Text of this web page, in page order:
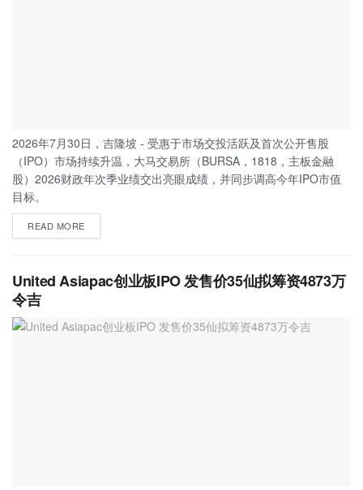
2026年7月30日，吉隆坡 - 受惠于市场交投活跃及首次公开售股
（IPO）市场持续升温，大马交易所（BURSA，1818，主板金融
股）2026财政年次季业绩交出亮眼成绩，并同步调高今年IPO市值
目标。
READ MORE
United Asiapac创业板IPO 发售价35仙拟筹资4873万
令吉